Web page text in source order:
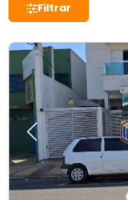
Filtrar
Previous